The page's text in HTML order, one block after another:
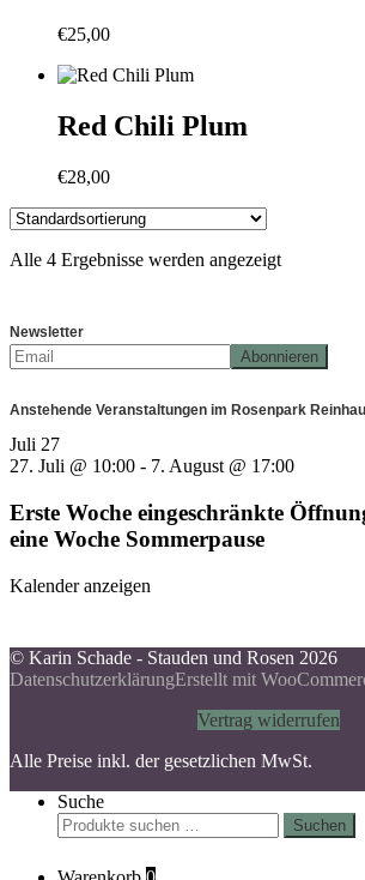
€25,00
Red Chili Plum
€28,00
Alle 4 Ergebnisse werden angezeigt
Newsletter
Anstehende Veranstaltungen im Rosenpark
Juli 27
27. Juli @ 10:00 - 7. August @ 17:00
Erste Woche eingeschränkte
eine Woche Sommerpause
Kalender anzeigen
© Karin Schade - Stauden und Rosen 2026
DatenschutzerklärungErstellt mit
Vertrag widerrufen
Alle Preise inkl. der gesetzlichen MwSt.
Suche
Suchen
nach:
Suchen